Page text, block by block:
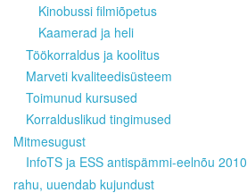
Kinobussi filmiõpetus
Kaamerad ja heli
Töökorraldus ja koolitus
Marveti kvaliteedisüsteem
Toimunud kursused
Korralduslikud tingimused
Mitmesugust
InfoTS ja ESS antispämmi-eelnõu 2010
rahu, uuendab kujundust